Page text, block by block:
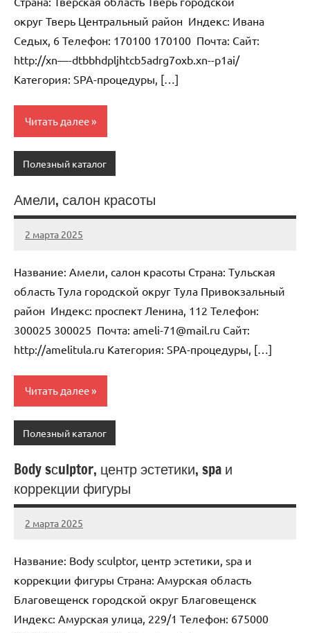
округ Тверь Центральный район Индекс: Ивана
Седых, 6 Телефон: 170100 170100 Почта: Cайт:
http://xn—-dtbbhdpljhtcb5adrg7oxb.xn--p1ai/
Категория: SPA-процедуры, […]
Читать далее
Полезный каталог
Амели, салон красоты
2 марта 2025
Anisa
Нет
Название: Амели, салон красоты Страна: Тульская
область Тула городской округ Тула Привокзальный
район Индекс: проспект Ленина, 112 Телефон:
300025 300025 Почта: ameli-71@mail.ru Cайт:
http://amelitula.ru Категория: SPA-процедуры, […]
Читать далее
Полезный каталог
Body sсulptor, центр эстетики, spa и
коррекции фигуры
2 марта 2025
Anisa
Нет
Название: Body sсulptor, центр эстетики, spa и
коррекции фигуры Страна: Амурская область
Благовещенск городской округ Благовещенск
Индекс: Амурская улица, 229/1 Телефон: 675000